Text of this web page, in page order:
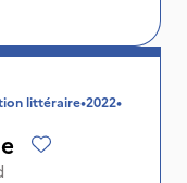
littéraire•2022•